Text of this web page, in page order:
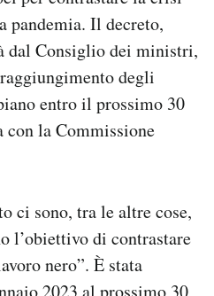
pandemia. Il decreto,
dal Consiglio dei ministri,
degli
entro il prossimo 30
con la Commissione
ci sono, tra le altre cose,
l’obiettivo di contrastare
nero”. È stata
2023 al prossimo 30